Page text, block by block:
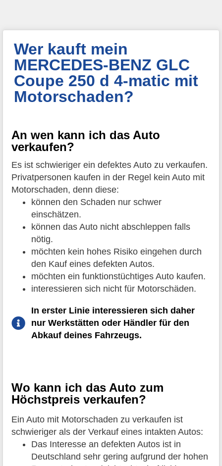
Wer kauft mein
MERCEDES-BENZ GLC
Coupe 250 d 4-matic mit
Motorschaden?
An wen kann ich das Auto
verkaufen?
Es ist schwieriger ein defektes Auto zu verkaufen.
Privatpersonen kaufen in der Regel kein Auto mit
Motorschaden, denn diese:
können den Schaden nur schwer
einschätzen.
können das Auto nicht abschleppen falls
nötig.
möchten kein hohes Risiko eingehen durch
den Kauf eines defekten Autos.
möchten ein funktionstüchtiges Auto kaufen.
interessieren sich nicht für Motorschäden.
In erster Linie interessieren sich daher
nur Werkstätten oder Händler für den
Abkauf deines Fahrzeugs.
Wo kann ich das Auto zum
Höchstpreis verkaufen?
Ein Auto mit Motorschaden zu verkaufen ist
schwieriger als der Verkauf eines intakten Autos:
Das Interesse an defekten Autos ist in
Deutschland sehr gering aufgrund der hohen